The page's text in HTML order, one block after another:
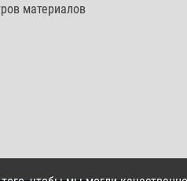
материалов